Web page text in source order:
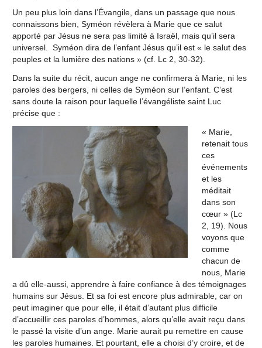
Un peu plus loin dans l’Évangile, dans un passage que nous
connaissons bien, Syméon révèlera à Marie que ce salut
apporté par Jésus ne sera pas limité à Israël, mais qu’il sera
universel. Syméon dira de l’enfant Jésus qu’il est « le salut des
peuples et la lumière des nations » (cf. Lc 2, 30-32).
Dans la suite du récit, aucun ange ne confirmera à Marie, ni les
paroles des bergers, ni celles de Syméon sur l’enfant. C’est
sans doute la raison pour laquelle l’évangéliste saint Luc
précise que :
« Marie,
retenait tous
ces
événements
et les
méditait
dans son
cœur » (Lc
2, 19). Nous
voyons que
comme
chacun de
nous, Marie
a dû elle-aussi, apprendre à faire confiance à des témoignages
humains sur Jésus. Et sa foi est encore plus admirable, car on
peut imaginer que pour elle, il était d’autant plus difficile
d’accueillir ces paroles d’hommes, alors qu’elle avait reçu dans
le passé la visite d’un ange. Marie aurait pu remettre en cause
les paroles humaines. Et pourtant, elle a choisi d’y croire, et de